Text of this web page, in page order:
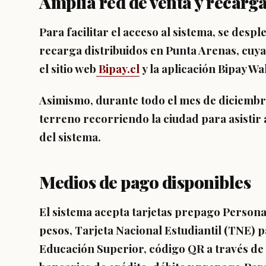
Para facilitar el acceso al sistema, se
recarga distribuidos en Punta Arenas,
el sitio web Bipay.cly la aplicación Bipay
Asimismo, durante todo el mes de
terreno recorriendo la ciudad para asistir
del sistema.
Medios de pago disponibles
El sistema aceptatarjetas prepago
pesos, Tarjeta Nacional Estudiantil (TNE)
Educación Superior, código QRa través